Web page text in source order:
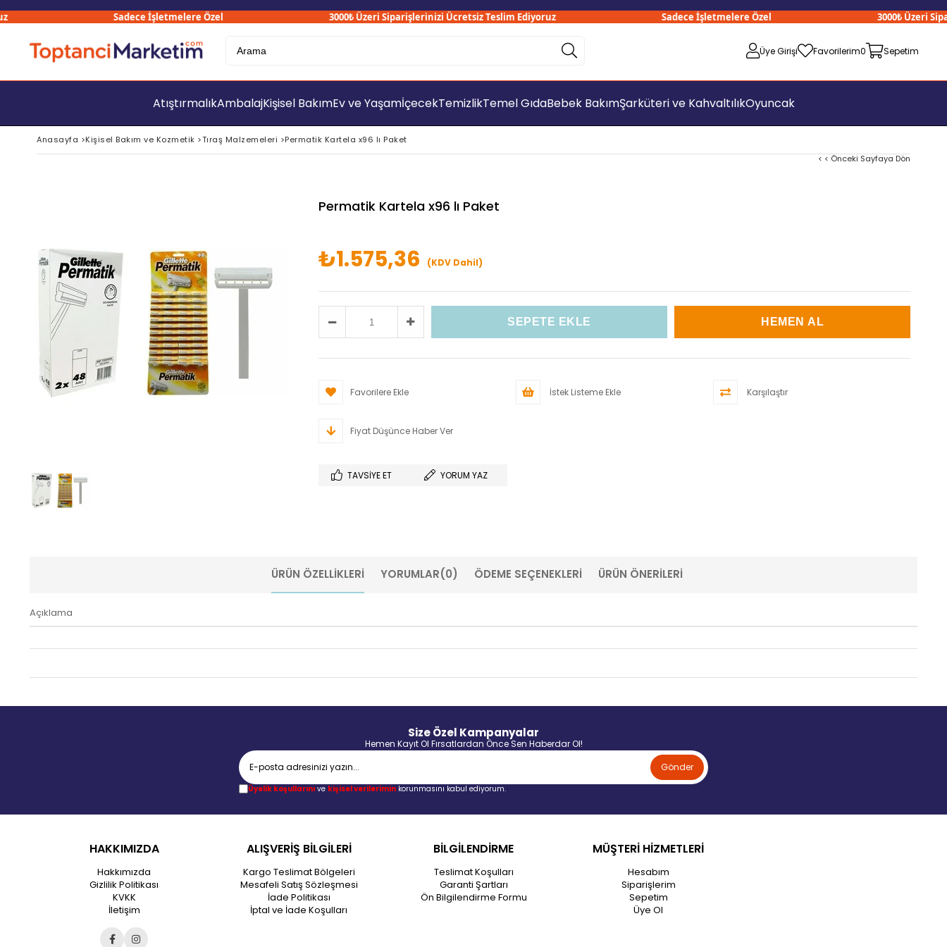
Sadece İşletmelere Özel 3000₺ Üzeri Siparişlerinizi Ücretsiz Teslim Ediyoruz Sadece İşletmelere Özel 3000₺ Üzeri
Üye Girişi Favorilerim0 Sepetim
AtıştırmalıkAmbalajKişisel BakımEv ve YaşamİçecekTemizlikTemel GıdaBebek BakımŞarküteri ve KahvaltılıkOyuncak
Anasayfa >Kişisel Bakım ve Kozmetik >Tıraş Malzemeleri >Permatik Kartela x96 lı Paket
< < Önceki Sayfaya Dön
Permatik Kartela x96 lı Paket
₺1.575,36 (KDV Dahil)
Favorilere Ekle İstek Listeme Ekle Karşılaştır
Fiyat Düşünce Haber Ver
TAVSIYE ET YORUM YAZ
ÜRÜN ÖZELLIKLERI YORUMLAR(0) ÖDEME SEÇENEKLERI ÜRÜN ÖNERILERI
Açıklama
Size Özel Kampanyalar
Hemen Kayıt Ol Fırsatlardan Önce Sen Haberdar Ol!
Gönder
Üyelik koşullarınıve kişisel verileriminkorunmasını kabul ediyorum.
HAKKIMIZDA
Hakkımızda
Gizlilik Politikası
KVKK
İletişim
ALIŞVERİŞ BİLGİLERİ
Kargo Teslimat Bölgeleri
Mesafeli Satış Sözleşmesi
İade Politikası
İptal ve İade Koşulları
BİLGİLENDİRME
Teslimat Koşulları
Garanti Şartları
Ön Bilgilendirme Formu
MÜŞTERİ HİZMETLERİ
Hesabım
Siparişlerim
Sepetim
Üye Ol